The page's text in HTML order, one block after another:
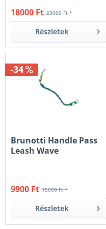
23000 Ft *
18000 Ft
Részletek
-34
Brunotti Handle Pass
Leash Wave
15000 Ft *
9900 Ft
Részletek